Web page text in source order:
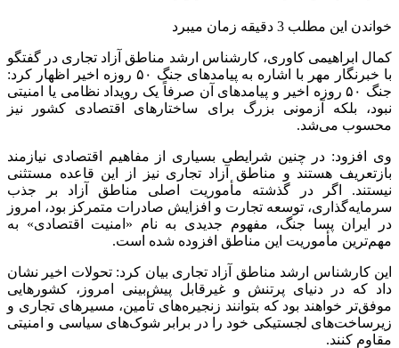
خواندن این مطلب 3 دقیقه زمان میبرد
کمال ابراهیمی کاوری، کارشناس ارشد مناطق آزاد تجاری در گفتگو
با خبرنگار مهر با اشاره به پیامدهای جنگ ۵۰ روزه اخیر اظهار کرد:
جنگ ۵۰ روزه اخیر و پیامدهای آن صرفاً یک رویداد نظامی یا امنیتی
نبود، بلکه آزمونی بزرگ برای ساختارهای اقتصادی کشور نیز
محسوب می‌شد.
وی افزود: در چنین شرایطی بسیاری از مفاهیم اقتصادی نیازمند
بازتعریف هستند و مناطق آزاد تجاری نیز از این قاعده مستثنی
نیستند. اگر در گذشته مأموریت اصلی مناطق آزاد بر جذب
سرمایه‌گذاری، توسعه تجارت و افزایش صادرات متمرکز بود، امروز
در ایران پسا جنگ، مفهوم جدیدی به نام «امنیت اقتصادی» به
مهم‌ترین مأموریت این مناطق افزوده شده است.
این کارشناس ارشد مناطق آزاد تجاری بیان کرد: تحولات اخیر نشان
داد که در دنیای پرتنش و غیرقابل پیش‌بینی امروز، کشورهایی
موفق‌تر خواهند بود که بتوانند زنجیره‌های تأمین، مسیرهای تجاری و
زیرساخت‌های لجستیکی خود را در برابر شوک‌های سیاسی و امنیتی
مقاوم کنند.